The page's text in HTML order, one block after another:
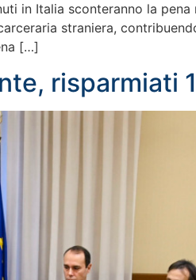
in Italia sconteranno la pena
straniera,
[…]
risparmiati